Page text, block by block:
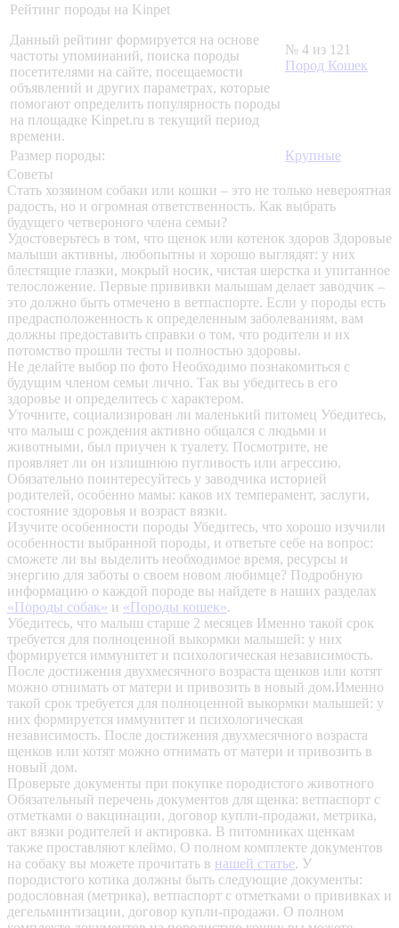
Рейтинг породы на Kinpet
Данный рейтинг формируется на основе
частоты упоминаний, поиска породы
посетителями на сайте, посещаемости
объявлений и других параметрах, которые
помогают определить популярность породы
на площадке Kinpet.ru в текущий период
времени.
№ 4 из 121
Пород Кошек
Размер породы:
Крупные
Советы
Стать хозяином собаки или кошки – это не только невероятная
радость, но и огромная ответственность. Как выбрать
будущего четвероного члена семьи?
Удостоверьтесь в том, что щенок или котенок здоров Здоровые
малыши активны, любопытны и хорошо выглядят: у них
блестящие глазки, мокрый носик, чистая шерстка и упитанное
телосложение. Первые прививки малышам делает заводчик –
это должно быть отмечено в ветпаспорте. Если у породы есть
предрасположенность к определенным заболеваниям, вам
должны предоставить справки о том, что родители и их
потомство прошли тесты и полностью здоровы.
Не делайте выбор по фото Необходимо познакомиться с
будущим членом семьи лично. Так вы убедитесь в его
здоровье и определитесь с характером.
Уточните, социализирован ли маленький питомец Убедитесь,
что малыш с рождения активно общался с людьми и
животными, был приучен к туалету. Посмотрите, не
проявляет ли он излишнюю пугливость или агрессию.
Обязательно поинтересуйтесь у заводчика историей
родителей, особенно мамы: каков их темперамент, заслуги,
состояние здоровья и возраст вязки.
Изучите особенности породы Убедитесь, что хорошо изучили
особенности выбранной породы, и ответьте себе на вопрос:
сможете ли вы выделить необходимое время, ресурсы и
энергию для заботы о своем новом любимце? Подробную
информацию о каждой породе вы найдете в наших разделах
«Породы собак» и «Породы кошек».
Убедитесь, что малыш старше 2 месяцев Именно такой срок
требуется для полноценной выкормки малышей: у них
формируется иммунитет и психологическая независимость.
После достижения двухмесячного возраста щенков или котят
можно отнимать от матери и привозить в новый дом.Именно
такой срок требуется для полноценной выкормки малышей: у
них формируется иммунитет и психологическая
независимость. После достижения двухмесячного возраста
щенков или котят можно отнимать от матери и привозить в
новый дом.
Проверьте документы при покупке породистого животного
Обязательный перечень документов для щенка: ветпаспорт с
отметками о вакцинации, договор купли-продажи, метрика,
акт вязки родителей и актировка. В питомниках щенкам
также проставляют клеймо. О полном комплекте документов
на собаку вы можете прочитать в нашей статье. У
породистого котика должны быть следующие документы:
родословная (метрика), ветпаспорт с отметками о прививках и
дегельминтизации, договор купли-продажи. О полном